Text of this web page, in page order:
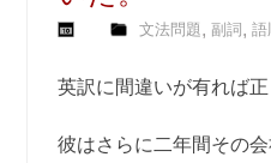
文法問題,副詞 ,語
英訳に間違いが有れば正
彼はさらに二年間その会